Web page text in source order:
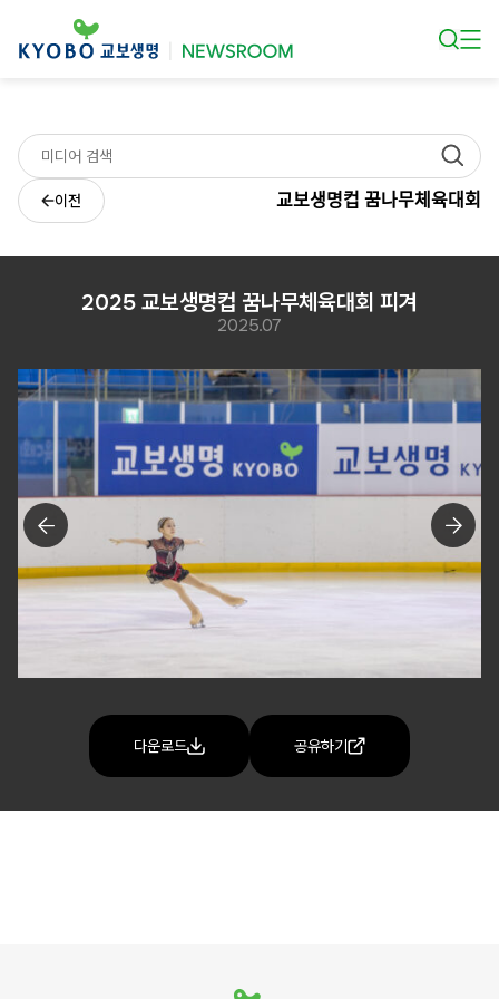
이전 교보생명컵 꿈나무체육대회
2025 교보생명컵 꿈나무체육대회 피겨
2025.07
다운로드 공유하기